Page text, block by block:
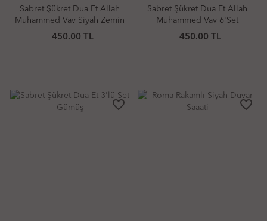
Sabret Şükret Dua Et Allah
Muhammed Vav Siyah Zemin
6'Set
450.00 TL
Sabret Şükret Dua Et Allah
Muhammed Vav 6'Set
Dikdörtgen Gold
450.00 TL
favorite_border favorite_border